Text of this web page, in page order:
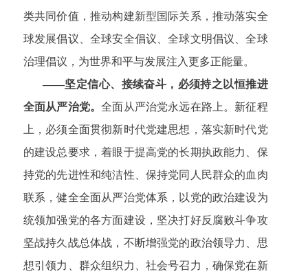
类共同价值，推动构建新型国际关系，推动落实全
球发展倡议、全球安全倡议、全球文明倡议、全球
治理倡议，为世界和平与发展注入更多正能量。
——坚定信心、接续奋斗，必须持之以恒推进
全面从严治党。全面从严治党永远在路上。新征程
上，必须全面贯彻新时代党建思想，落实新时代党
的建设总要求，着眼于提高党的长期执政能力、保
持党的先进性和纯洁性、保持党同人民群众的血肉
联系，健全全面从严治党体系，以党的政治建设为
统领加强党的各方面建设，坚决打好反腐败斗争攻
坚战持久战总体战，不断增强党的政治领导力、思
想引领力、群众组织力、社会号召力，确保党在新